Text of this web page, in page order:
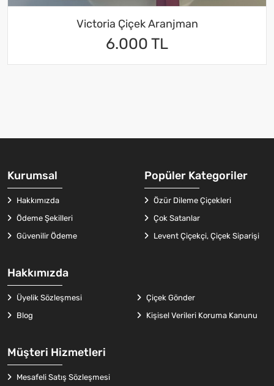
Victoria Çiçek Aranjman
6.000 TL
Kurumsal
Hakkımızda
Ödeme Şekilleri
Güvenilir Ödeme
Popüler Kategoriler
Özür Dileme Çiçekleri
Çok Satanlar
Levent Çiçekçi, Çiçek Siparişi
Müşteri Hizmetleri
Mesafeli Satış Sözleşmesi
Hakkımızda
Üyelik Sözleşmesi
Çiçek Gönder
Blog
Kişisel Verileri Koruma Kanunu